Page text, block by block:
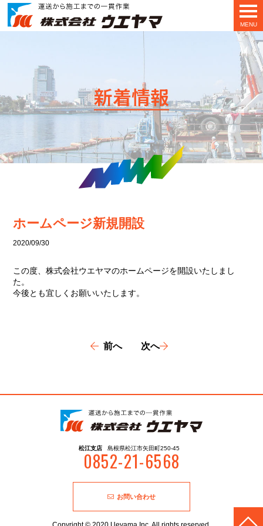
MENU
新着情報
ホームページ新規開設
2020/09/30
この度、株式会社ウエヤマのホームページを開設いたしまし
た。
今後とも宜しくお願いいたします。
前へ 次へ
松江支店 島根県松江市矢田町250-45
0852-21-6568
お問い合わせ